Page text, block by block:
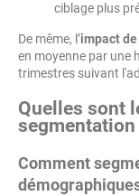
ciblage plus
De même, l’impact
en moyenne par une
trimestres suivant
Quelles sont
Comment